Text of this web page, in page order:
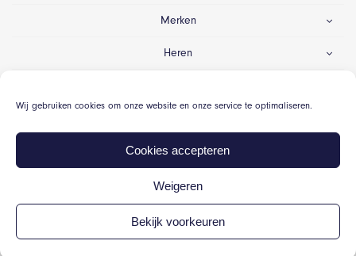
Wij gebruiken cookies om onze website en onze service te optimaliseren.
Cookies accepteren
Weigeren
Bekijk voorkeuren
Merken
Heren
Algemene voorwaarden
Cookiebeleid